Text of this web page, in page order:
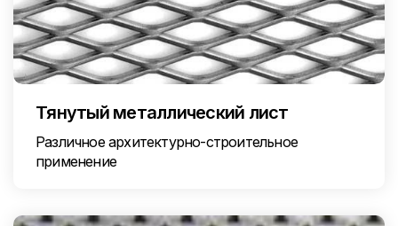
Тянутый металлический лист
Различное архитектурно-строительное
применение